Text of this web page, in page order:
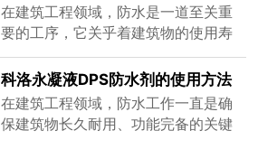
中，面临着诸多挑战，其中防水问题
尤为关键。一旦桥梁的防水层失效，
锈蚀、混......
在建筑工程领域，防水是一道至关重
要的工序，它关乎着建筑物的使用寿
命、结构安全以及居住者的生活质
量。一旦防水处理不到位，后期便可
能出现渗漏、发霉等一系列问题，不
仅维修成本高昂，还会给日常生活带
来极大的困扰。在众多防水材料中，
科洛永凝液DPS防水剂的使用方法
是什么
在建筑工程领域，防水工作一直是确
保建筑物长久耐用、功能完备的关键